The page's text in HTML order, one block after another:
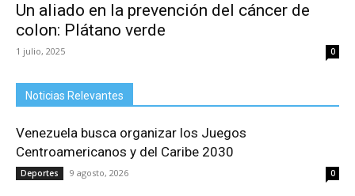
Un aliado en la prevención del cáncer de
colon: Plátano verde
1 julio, 2025 0
Noticias Relevantes
Venezuela busca organizar los Juegos
Centroamericanos y del Caribe 2030
Deportes 9 agosto, 2026 0